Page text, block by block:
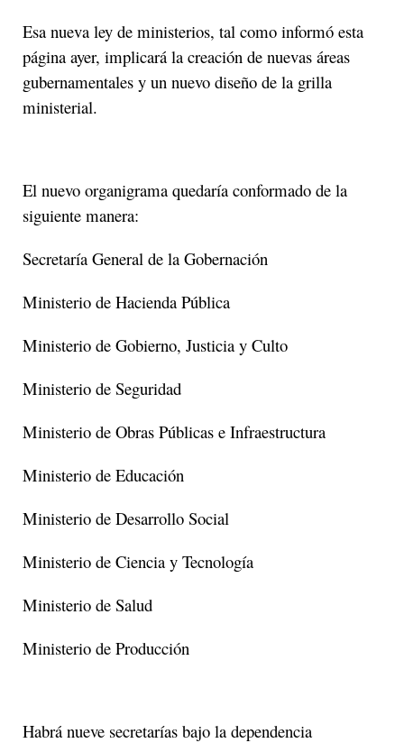
Esa nueva ley de ministerios, tal como informó esta
página ayer, implicará la creación de nuevas áreas
gubernamentales y un nuevo diseño de la grilla
ministerial.
El nuevo organigrama quedaría conformado de la
siguiente manera:
Secretaría General de la Gobernación
Ministerio de Hacienda Pública
Ministerio de Gobierno, Justicia y Culto
Ministerio de Seguridad
Ministerio de Obras Públicas e Infraestructura
Ministerio de Educación
Ministerio de Desarrollo Social
Ministerio de Ciencia y Tecnología
Ministerio de Salud
Ministerio de Producción
Habrá nueve secretarías bajo la dependencia